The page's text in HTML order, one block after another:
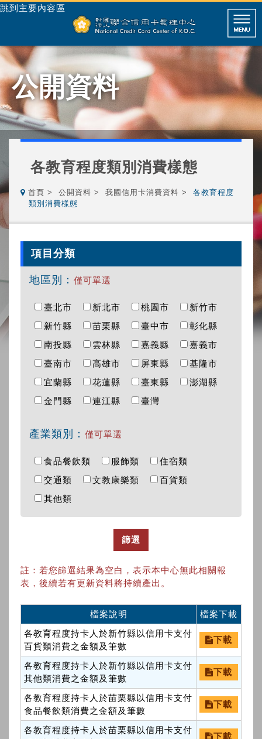
跳到主要內容區
公開資料
各教育程度類別消費樣態
首頁 公開資料 我國信用卡消費資料
各教育程度
類別消費樣態
項目分類
地區別： 僅可單選
臺北市 新北市 桃園市
新竹市
新竹縣
苗栗縣 臺中市
彰化縣
南投縣
雲林縣 嘉義縣
嘉義市
臺南市
高雄市 屏東縣
基隆市
宜蘭縣
花蓮縣 臺東縣
澎湖縣
金門縣
連江縣 臺灣
產業類別： 僅可單選
食品餐飲類 服飾類
住宿類
交通類
文教康樂類
百貨類
其他類
篩選
註：若您篩選結果為空白，表示本中心無此相關報
表，後續若有更新資料將持續產出。
檔案說明
檔案下載
各教育程度持卡人於新竹縣以信用卡支付
百貨類消費之金額及筆數
下載
各教育程度持卡人於新竹縣以信用卡支付
其他類消費之金額及筆數
下載
各教育程度持卡人於苗栗縣以信用卡支付
食品餐飲類消費之金額及筆數
下載
各教育程度持卡人於苗栗縣以信用卡支付
下載